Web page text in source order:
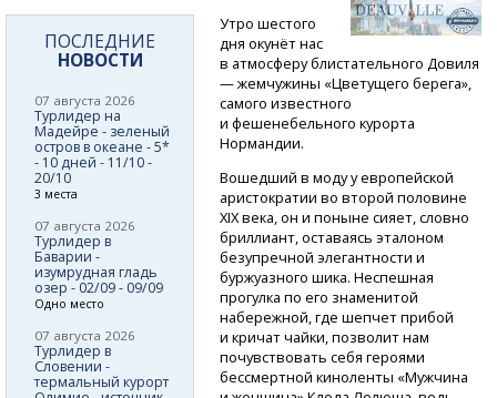
Утро шестого
дня окунёт нас
в атмосферу блистательного Довиля
— жемчужины «Цветущего берега»,
самого известного
и фешенебельного курорта
Нормандии.
Вошедший в моду у европейской
аристократии во второй половине
XIX века, он и поныне сияет, словно
бриллиант, оставаясь эталоном
безупречной элегантности и
буржуазного шика. Неспешная
прогулка по его знаменитой
набережной, где шепчет прибой
и кричат чайки, позволит нам
почувствовать себя героями
бессмертной киноленты «Мужчина
ПОСЛЕДНИЕ
НОВОСТИ
07 августа 2026
Турлидер на
Мадейре - зеленый
остров в океане - 5*
- 10 дней - 11/10 -
20/10
3 места
07 августа 2026
Турлидер в
Баварии -
изумрудная гладь
озер - 02/09 - 09/09
Одно место
07 августа 2026
Турлидер в
Словении -
термальный курорт